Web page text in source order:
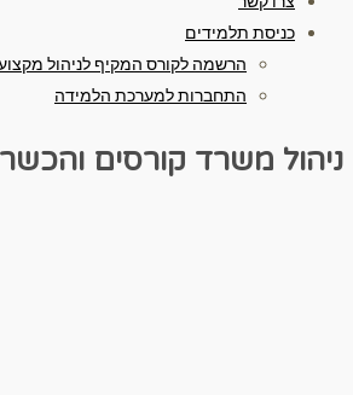
כניסת תלמידים
הרשמה לקורס המקיף לניהול
התחברות למערכת הלמידה
ניהול משרד קורסים